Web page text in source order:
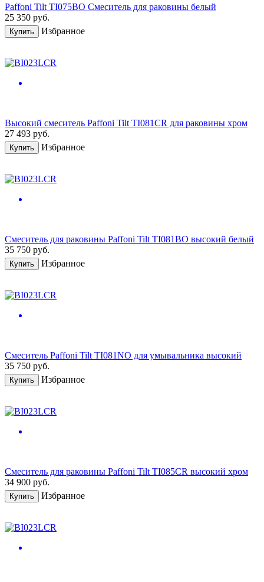
Paffoni Tilt TI075BO Смеситель для раковины белый
25 350 руб.
Купить Избранное
Высокий смеситель Paffoni Tilt TI081CR для раковины хром
27 493 руб.
Купить Избранное
Смеситель для раковины Paffoni Tilt TI081BO высокий белый
35 750 руб.
Купить Избранное
Смеситель Paffoni Tilt TI081NO для умывальника высокий
35 750 руб.
Купить Избранное
Смеситель для раковины Paffoni Tilt TI085CR высокий хром
34 900 руб.
Купить Избранное